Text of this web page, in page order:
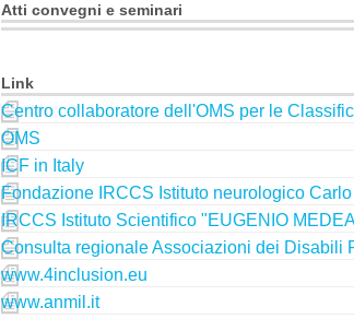
Atti convegni e seminari
Link
Centro collaboratore dell'OMS per le
OMS
ICF in Italy
Fondazione IRCCS Istituto neurologico
IRCCS Istituto Scientifico "EUGENIO
Consulta regionale Associazioni dei Disabili
www.4inclusion.eu
www.anmil.it